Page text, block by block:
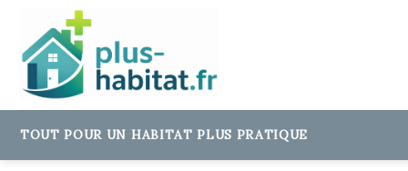
content
TOUT POUR UN HABITAT PLUS PRATIQUE